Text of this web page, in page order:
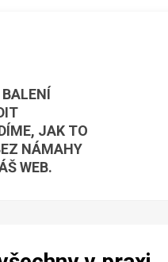
JAK TO
NÁMAHY
WEB.